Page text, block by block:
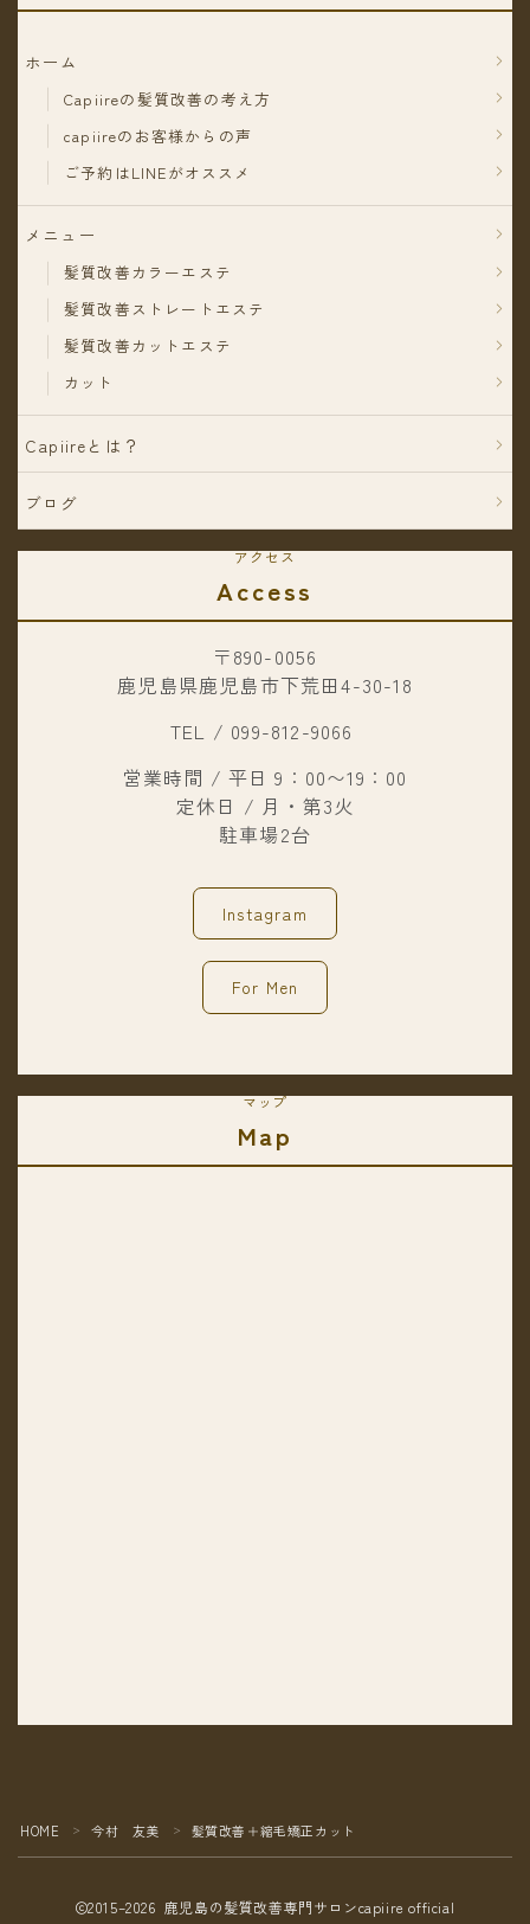
ホーム
Capiireの髪質改善の考え方
capiireのお客様からの声
ご予約はLINEがオススメ
メニュー
髪質改善カラーエステ
髪質改善ストレートエステ
髪質改善カットエステ
カット
Capiireとは？
ブログ
アクセス
Access
〒890-0056
鹿児島県鹿児島市下荒田4-30-18
TEL / 099-812-9066
営業時間 / 平日 9：00〜19：00
定休日 / 月・第3火
駐車場2台
Instagram
For Men
マップ
Map
HOME ＞ 今村 友美 ＞ 髪質改善＋縮毛矯正カット
2015–2026 鹿児島の髪質改善専門サロンcapiire official